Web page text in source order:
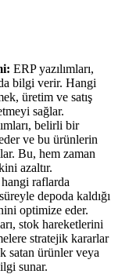
ERP yazılımları,
bilgi verir. Hangi
üretim ve satış
sağlar.
belirli bir
ve bu ürünlerin
Bu, hem zaman
azaltır.
raflarda
depoda kaldığı
optimize eder.
stok hareketlerini
stratejik kararlar
satan ürünler veya
sunar.